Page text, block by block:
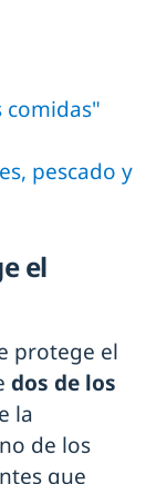
comidas"
pescado y
el
protege el
dos de los
la
de los
que